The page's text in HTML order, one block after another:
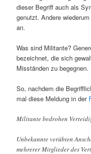
dieser Begriff auch als
genutzt. Andere
an.
Was sind Militante?
bezeichnet, die sich
Misständen zu begegnen.
So, nachdem die
mal diese Meldung in der
Militante bedrohen
Unbekannte verübten
mehrerer Mitglieder des